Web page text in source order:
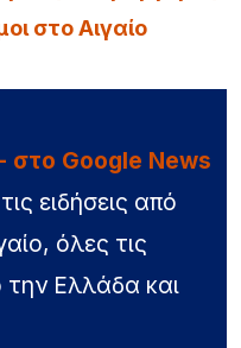
στο Αιγαίο
στο Google News
ειδήσεις από
όλες τις
την Ελλάδα και